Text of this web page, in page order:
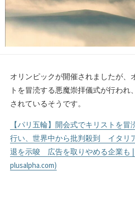
オリンピックが開催されましたが、
トを冒涜する悪魔崇拝儀式が行われ
されているそうです。
【パリ五輪】開会式でキリストを冒
行い、世界中から批判殺到 イタリ
退を示唆 広告を取りやめる企業も |
plusalpha.com)